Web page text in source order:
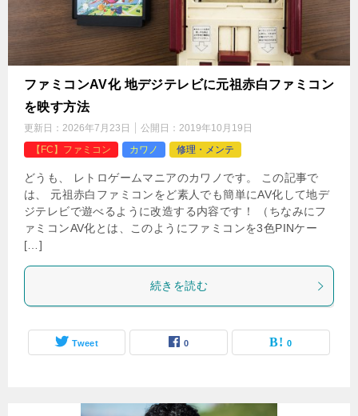
ファミコンAV化 地デジテレビに元祖赤白ファミコン
を映す方法
更新日： 2026年7月23日 公開日： 2019年10月19日
【FC】ファミコン
カワノ 修理・メンテ
どうも、 レトロゲームマニアのカワノです。 この記事で
は、 元祖赤白ファミコンをど素人でも簡単にAV化して地デ
ジテレビで遊べるように改造する内容です！ （ちなみにフ
ァミコンAV化とは、このようにファミコンを3色PINケー
[…]
続きを読む
Tweet 0 0